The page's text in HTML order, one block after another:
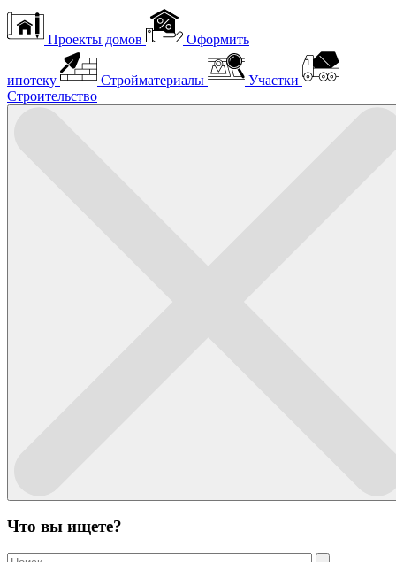
Проекты домов Оформить
ипотеку Стройматериалы
Участки
Строительство
Что вы ищете?